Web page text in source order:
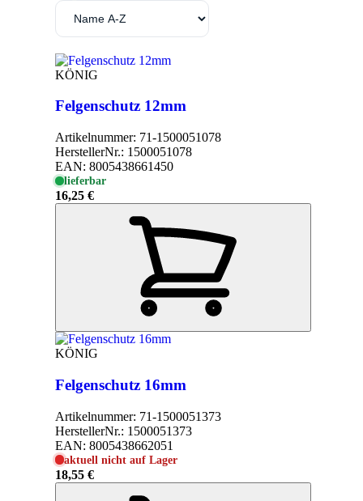
KÖNIG
Felgenschutz 12mm
Artikelnummer: 71-1500051078
HerstellerNr.: 1500051078
EAN: 8005438661450
lieferbar
16,25 €
KÖNIG
Felgenschutz 16mm
Artikelnummer: 71-1500051373
HerstellerNr.: 1500051373
EAN: 8005438662051
aktuell nicht auf Lager
18,55 €